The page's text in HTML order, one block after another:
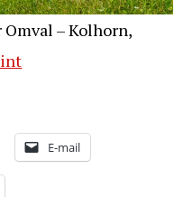
– Kolhorn,
E-mail